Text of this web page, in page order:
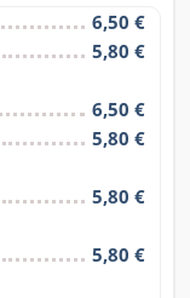
6,50 €
5,80 €
6,50 €
5,80 €
5,80 €
5,80 €